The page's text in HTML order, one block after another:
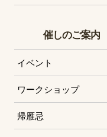
催しのご案内
イベント
ワークショップ
帰雁忌